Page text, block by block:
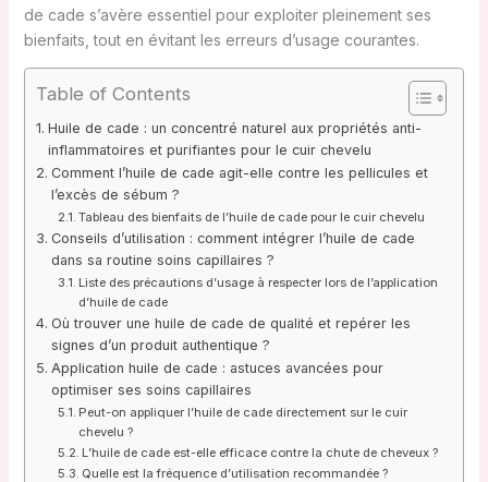
de cade s’avère essentiel pour exploiter pleinement ses
bienfaits, tout en évitant les erreurs d’usage courantes.
Table of Contents
Huile de cade : un concentré naturel aux propriétés anti-
inflammatoires et purifiantes pour le cuir chevelu
Comment l’huile de cade agit-elle contre les pellicules et
l’excès de sébum ?
Tableau des bienfaits de l’huile de cade pour le cuir chevelu
Conseils d’utilisation : comment intégrer l’huile de cade
dans sa routine soins capillaires ?
Liste des précautions d’usage à respecter lors de l’application
d’huile de cade
Où trouver une huile de cade de qualité et repérer les
signes d’un produit authentique ?
Application huile de cade : astuces avancées pour
optimiser ses soins capillaires
Peut-on appliquer l’huile de cade directement sur le cuir
chevelu ?
L’huile de cade est-elle efficace contre la chute de cheveux ?
Quelle est la fréquence d’utilisation recommandée ?